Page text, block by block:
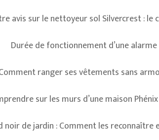
avis sur le nettoyeur sol Silvercrest : le
Durée de fonctionnement d’une
ranger ses vêtements sans
sur les murs d’une maison
noir de jardin : Comment les reconnaître